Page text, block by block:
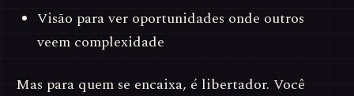
Visão para ver oportunidades onde outros
veem complexidade
Mas para quem se encaixa, é libertador. Você